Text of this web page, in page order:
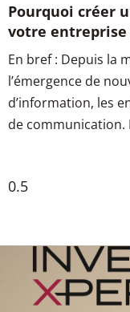
Pourquoi créer
votre entreprise
En bref : Depuis la
l’émergence de
d’information, les
de communication.